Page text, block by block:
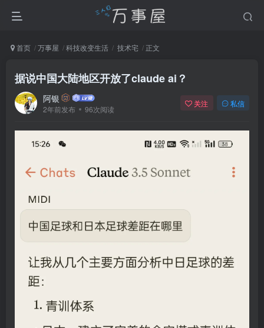
首页 万事屋 科技改变生活 技术宅 正文
据说中国大陆地区开放了claude ai？
阿银
2年前发布 96次阅读
关注 私信